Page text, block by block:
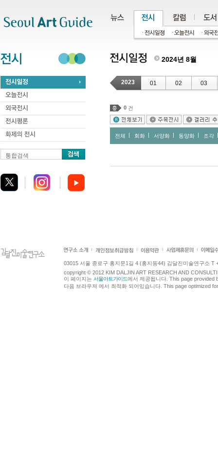
통합검색
2024년 8월
2023 01 02 03
0 건
전체 회화 서양화 동양화 조각
03015 서울 종로구 홍지문1길 4 (홍지동44) 김달진미술연구소 T
copyright © 2012 KIM DALJIN ART RESEARCH AND
이 페이지는 서울아트가이드에서 제공됩니다. This page provided
다음 브라우져 에서 최적화 되어있습니다. This page optimized